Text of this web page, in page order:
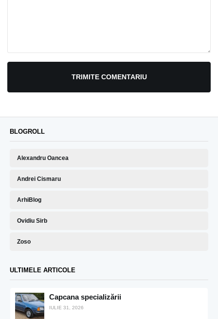
TRIMITE COMENTARIU
BLOGROLL
Alexandru Oancea
Andrei Cismaru
ArhiBlog
Ovidiu Sirb
Zoso
ULTIMELE ARTICOLE
Capcana specializării
IULIE 31, 2026